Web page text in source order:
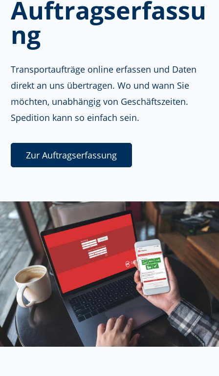
Auftragserfassu
ng
Transportaufträge online erfassen und Daten
direkt an uns übertragen. Wo und wann Sie
möchten, unabhängig von Geschäftszeiten.
Spedition kann so einfach sein.
Zur Auftragserfassung